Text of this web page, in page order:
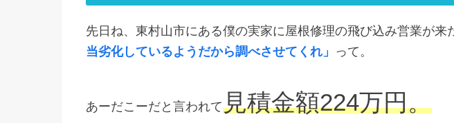
先日ね、東村山市にある僕の実家に屋根修理の飛び込み営業が来
当劣化しているようだから調べさせてくれ」 って。
あーだこーだと言われて見積金額224万円。